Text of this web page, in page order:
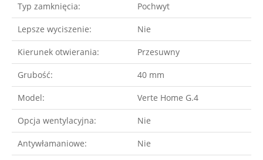
Typ zamknięcia: Pochwyt
Lepsze wyciszenie: Nie
Kierunek otwierania: Przesuwny
Grubość: 40 mm
Model: Verte Home G.4
Opcja wentylacyjna: Nie
Antywłamaniowe: Nie